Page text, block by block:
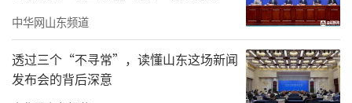
工作，深入谋划“十五五”时期工作思路，安
排部署2026年重点任务。
会议传达了周乃翔省长、温暖副省长对山
中华网山东频道
透过三个“不寻常”，读懂山东这场新闻
发布会的背后深意